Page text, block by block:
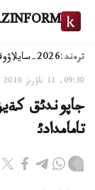
ترەند:2026-سايلاۋ
09:30, 11 ناۋرىز 2010
تامامدادئ